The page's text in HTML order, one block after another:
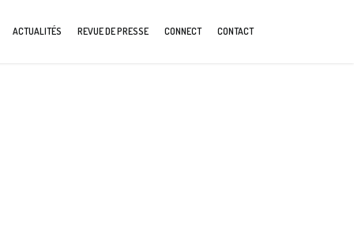
ACTUALITÉS REVUE DE PRESSE CONNECT CONTACT